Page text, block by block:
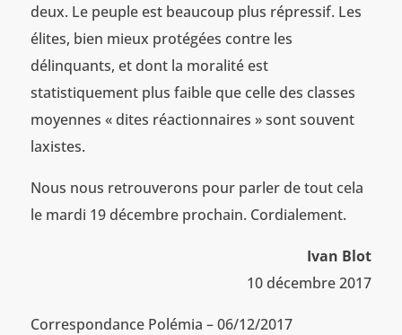
deux. Le peuple est beaucoup plus répressif. Les
élites, bien mieux protégées contre les
délinquants, et dont la moralité est
statistiquement plus faible que celle des classes
moyennes « dites réactionnaires » sont souvent
laxistes.
Nous nous retrouverons pour parler de tout cela
le mardi 19 décembre prochain. Cordialement.
Ivan Blot
10 décembre 2017
Correspondance Polémia – 06/12/2017